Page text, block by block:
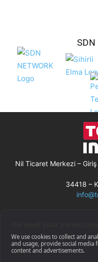
SDN
Nil Ticaret Merkezi – Giriş
34418 –